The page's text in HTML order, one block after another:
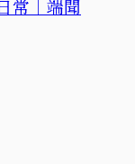
常｜端聞